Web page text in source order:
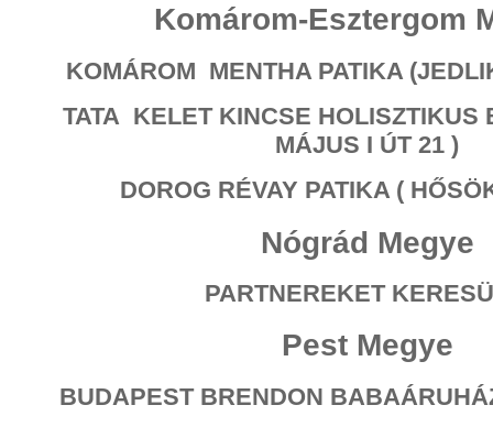
Komárom-Esztergom
KOMÁROM MENTHA PATIKA
TATA KELET KINCSE HOLISZTIKUS
MÁJUS I ÚT 21 )
DOROG RÉVAY PATIKA (
Nógrád Megye
PARTNEREKET
Pest Megye
BUDAPEST BRENDON